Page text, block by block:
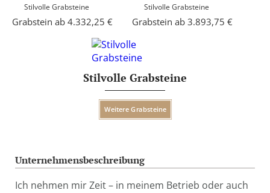
Stilvolle Grabsteine
Weitere Grabsteine
Stilvolle Grabsteine
Grabstein ab 4.332,25 €
Stilvolle Grabsteine
Grabstein ab 3.893,75 €
Unternehmensbeschreibung
Ich nehmen mir Zeit – in meinem Betrieb oder auch